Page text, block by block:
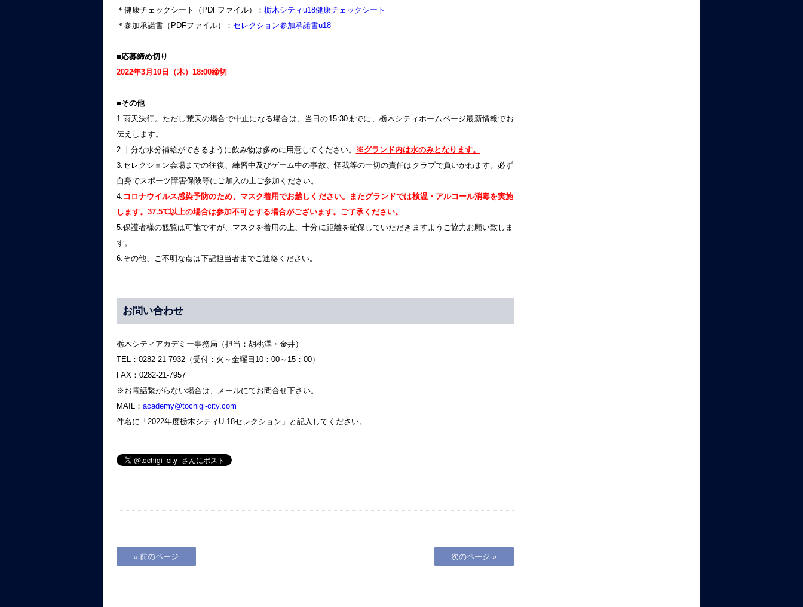
＊健康チェックシート（PDFファイル）： 栃木シティu18健康チェックシート
＊参加承諾書（PDFファイル）： セレクション参加承諾書u18
■応募締め切り
2022年3月10日（木）18:00締切
■その他
1.雨天決行。ただし荒天の場合で中止になる場合は、当日の15:30までに、栃木シティホームページ最新情報でお
伝えします。
2.十分な水分補給ができるように飲み物は多めに用意してください。
※グランド内は水のみとなります。
3.セレクション会場までの往復、練習中及びゲーム中の事故、怪我等の一切の責任はクラブで負いかねます。必ず
自身でスポーツ障害保険等にご加入の上ご参加ください。
4. コロナウイルス感染予防のため、マスク着用でお越しください。またグランドでは検温・アルコール消毒を実施
します。37.5℃以上の場合は参加不可とする場合がございます。ご了承ください。
5.保護者様の観覧は可能ですが、マスクを着用の上、十分に距離を確保していただきますようご協力お願い致しま
す。
6.その他、ご不明な点は下記担当者までご連絡ください。
お問い合わせ
栃木シティアカデミー事務局（担当：胡桃澤・金井）
TEL：0282‐21‐7932（受付：火～金曜日10：00～15：00）
FAX：0282‐21‐7957
※お電話繋がらない場合は、メールにてお問合せ下さい。
MAIL： academy@tochigi-city.com
件名に「2022年度栃木シティU-18セレクション」と記入してください。
« 前のページ 次のページ »